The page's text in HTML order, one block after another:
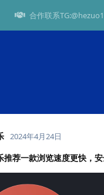
合作联系
2024年4月24日
推荐一款浏览速度更快，